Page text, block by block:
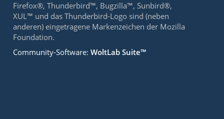
Firefox®, Thunderbird™, Bugzilla™, Sunbird®,
XUL™ und das Thunderbird-Logo sind (neben
anderen) eingetragene Markenzeichen der Mozilla
Foundation.
Community-Software:WoltLab Suite™